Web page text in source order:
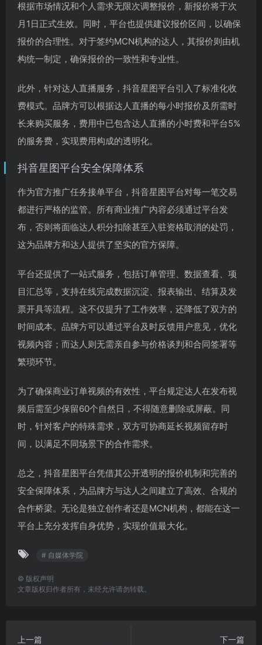
根据市场情况和个人需求无限次调整报价，新报价将于次
月1日正式生效。同时，平台也提供建议报价区间，以确保
报价的合理性。对于签约MCN机构的达人，其报价则由机
构统一制定，确保报价的一致性和专业性。
此外，针对达人直播服务，抖音星图平台引入了标准化收
费模式。品牌方可以根据达人直播的每小时报价及所需时
长来购买服务，费用中已包含达人直播的小时费和平台5%
的服务费，实现费用构成的透明化。
抖音星图平台安全保障体系
作为官方推广任务接单平台，抖音星图平台对每一笔交易
都进行严格的监管。所有商业推广内容必须通过平台发
布，否则将面临达人积分扣除甚至入驻资格取消的处罚，
这为品牌方和达人提供了坚实的官方保障。
平台还提供了一站式服务，包括订单管理、数据查看、项
目汇总等，支持在线完成数据沉淀、报表输出、结算及发
票开具等流程。这不仅提升了工作效率，还降低了双方的
时间成本。品牌方可以通过平台及时反馈用户意见，优化
视频内容；而达人则无需亲自参与价格谈判和合同签署等
繁琐环节。
为了确保商业订单视频的有效性，平台规定达人在发布视
频后需至少保留60个自然日，不得随意删除或屏蔽。同
时，针对客户的特殊需求，双方可协商延长视频留存时
间，以满足不同场景下的合作需求。
总之，抖音星图平台凭借其公开透明的报价机制和完善的
安全保障体系，为品牌方与达人之间建立了高效、合规的
合作桥梁。无论是独立创作者还是MCN机构，都能在这一
平台上充分发挥自身优势，实现价值最大化。
# 自媒体学院
© 版权声明
文章版权归作者所有，未经允许请勿转载。
上一篇 下一篇